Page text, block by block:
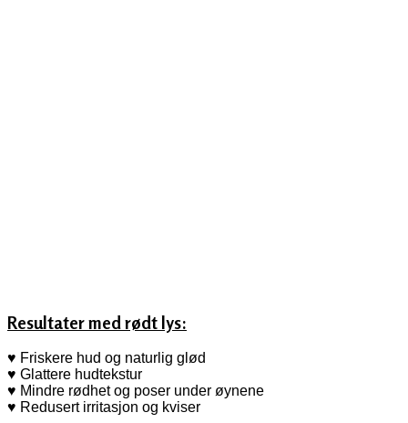
Resultater med rødt lys:
♥ Friskere hud og naturlig glød
♥ Glattere hudtekstur
♥ Mindre rødhet og poser under øynene
♥ Redusert irritasjon og kviser